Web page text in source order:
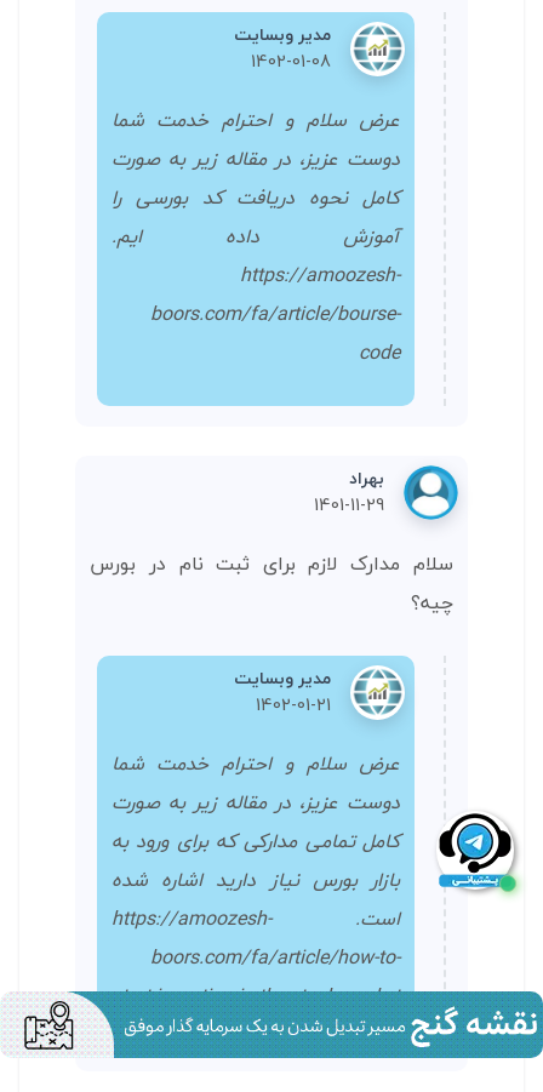
مدیر وبسایت
1402-01-08
عرض سلام و احترام خدمت شما
دوست عزیز، در مقاله زیر به صورت
کامل نحوه دریافت کد بورسی را
آموزش داده ایم.
https://amoozesh-
boors.com/fa/article/bourse-
code
بهراد
1401-11-29
سلام مدارک لازم برای ثبت نام در بورس
چیه؟
مدیر وبسایت
1402-01-21
عرض سلام و احترام خدمت شما
دوست عزیز، در مقاله زیر به صورت
کامل تمامی مدارکی که برای ورود به
بازار بورس نیاز دارید اشاره شده
است. https://amoozesh-
boors.com/fa/article/how-to-
start-investing-in-the-stock-market